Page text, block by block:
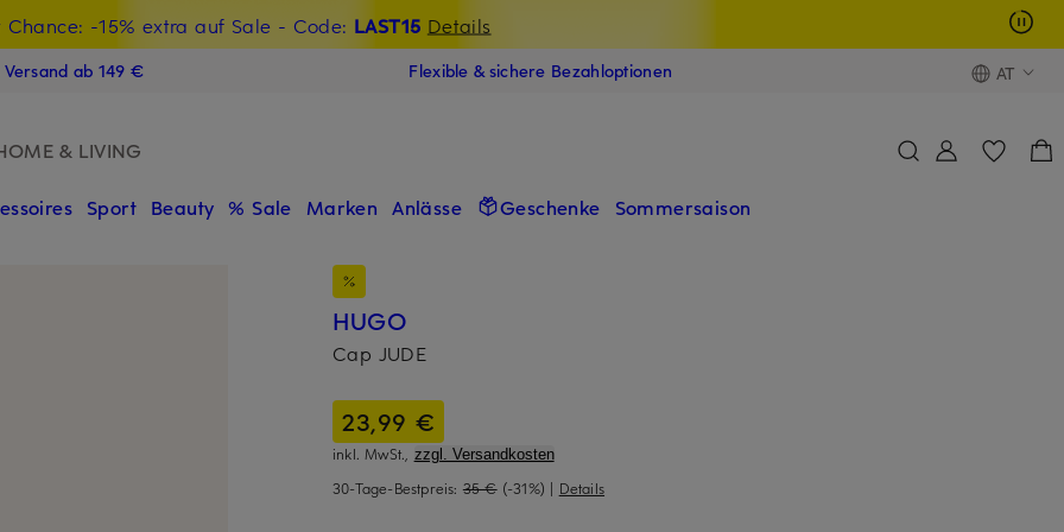
Chance: -15% extra auf Sale - Code: LAST15 Details
Willkommensgutschein mit Beyond sichern
ab 149 € Flexible & sichere Bezahloptionen AT
& LIVING
Sport Beauty % Sale Marken Anlässe Geschenke Sommersaison
HUGO
Cap JUDE
23,99 €
inkl. MwSt., zzgl. Versandkosten
30-Tage-Bestpreis: 35 € (-31%) | Details